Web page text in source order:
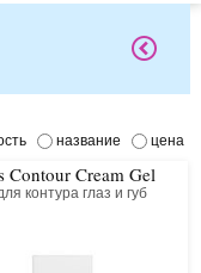
название цена
Contour Cream Gel
контура глаз и губ